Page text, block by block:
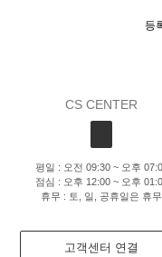
등
CS CENTER
평일 : 오전 09:30 ~ 오후
점심 : 오후 12:00 ~ 오후
휴무 : 토, 일, 공휴일은 휴무
고객센터 연결